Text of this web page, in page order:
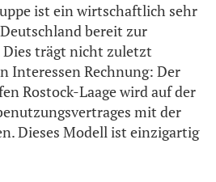
ist ein wirtschaftlich sehr
bereit zur
Dies trägt nicht zuletzt
Interessen Rechnung: Der
Rostock-Laage wird auf der
mit der
Dieses Modell ist einzigartig